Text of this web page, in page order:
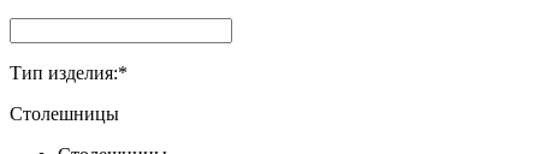
Тип изделия:*
Столешницы